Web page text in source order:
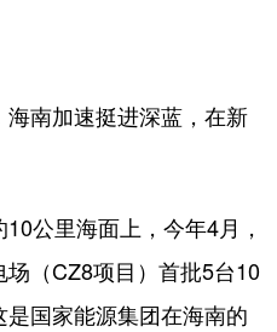
南加速挺进深蓝，在新
公里海面上，今年4月，
（CZ8项目）首批5台10
国家能源集团在海南的